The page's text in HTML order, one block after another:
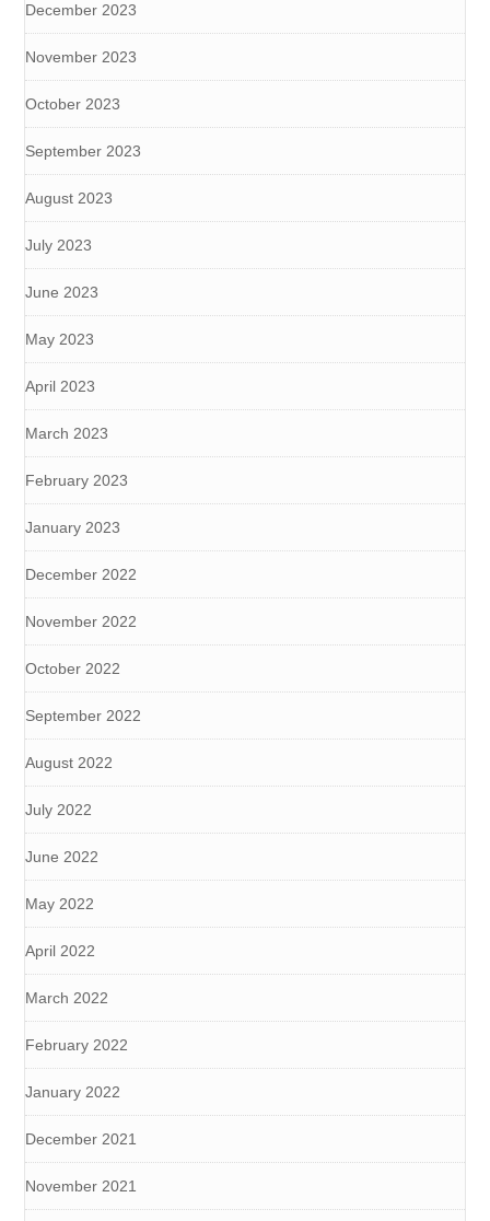
December 2023
November 2023
October 2023
September 2023
August 2023
July 2023
June 2023
May 2023
April 2023
March 2023
February 2023
January 2023
December 2022
November 2022
October 2022
September 2022
August 2022
July 2022
June 2022
May 2022
April 2022
March 2022
February 2022
January 2022
December 2021
November 2021